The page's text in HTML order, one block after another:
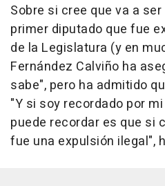
Sobre si cree que va a
primer diputado que fue
de la Legislatura (y en
Fernández Calviño ha
sabe", pero ha admitido
"Y si soy recordado por
puede recordar es que si
fue una expulsión ilegal",